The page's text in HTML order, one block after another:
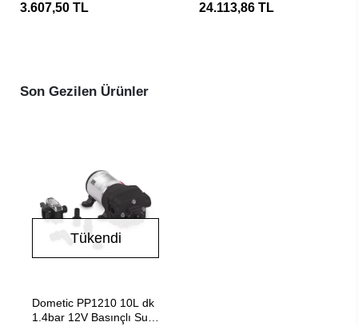
3.607,50 TL 24.113,86 TL
Son Gezilen Ürünler
Tükendi
Dometic PP1210 10L dk
1.4bar 12V Basınçlı Su